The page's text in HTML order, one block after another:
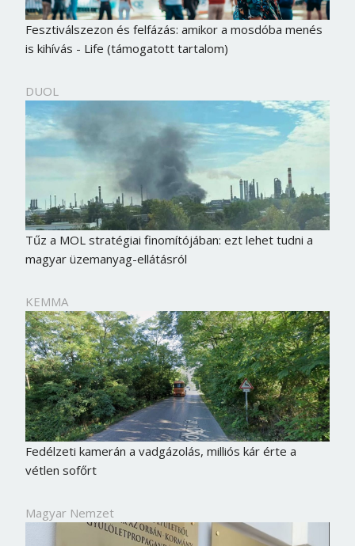
Fesztiválszezon és felfázás: amikor a mosdóba menés
is kihívás - Life (támogatott tartalom)
DUOL
Tűz a MOL stratégiai finomítójában: ezt lehet tudni a
magyar üzemanyag-ellátásról
KEMMA
Fedélzeti kamerán a vadgázolás, milliós kár érte a
vétlen sofőrt
Magyar Nemzet
Jelszó